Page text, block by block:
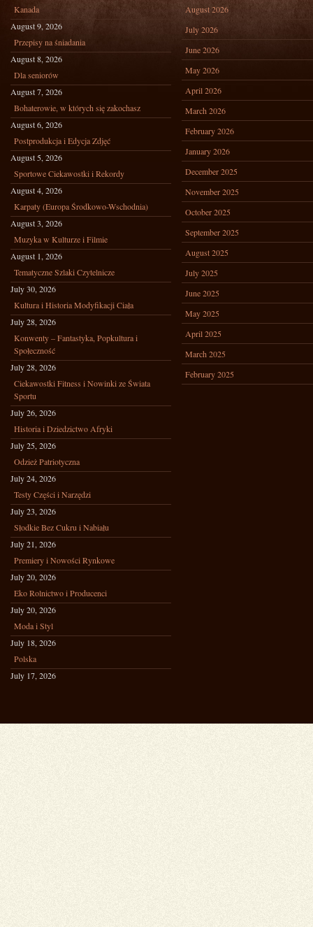
Kanada
August 9, 2026
Przepisy na śniadania
August 8, 2026
Dla seniorów
August 7, 2026
Bohaterowie, w których się zakochasz
August 6, 2026
Postprodukcja i Edycja Zdjęć
August 5, 2026
Sportowe Ciekawostki i Rekordy
August 4, 2026
Karpaty (Europa Środkowo-Wschodnia)
August 3, 2026
Muzyka w Kulturze i Filmie
August 1, 2026
Tematyczne Szlaki Czytelnicze
July 30, 2026
Kultura i Historia Modyfikacji Ciała
July 28, 2026
Konwenty – Fantastyka, Popkultura i
Społeczność
July 28, 2026
Ciekawostki Fitness i Nowinki ze Świata
Sportu
July 26, 2026
Historia i Dziedzictwo Afryki
July 25, 2026
Odzież Patriotyczna
July 24, 2026
Testy Części i Narzędzi
July 23, 2026
Słodkie Bez Cukru i Nabiału
July 21, 2026
Premiery i Nowości Rynkowe
July 20, 2026
Eko Rolnictwo i Producenci
July 20, 2026
Moda i Styl
July 18, 2026
Polska
July 17, 2026
August 2026
July 2026
June 2026
May 2026
April 2026
March 2026
February 2026
January 2026
December 2025
November 2025
October 2025
September 2025
August 2025
July 2025
June 2025
May 2025
April 2025
March 2025
February 2025